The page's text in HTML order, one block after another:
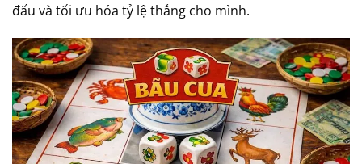
đấu và tối ưu hóa tỷ lệ thắng cho mình.